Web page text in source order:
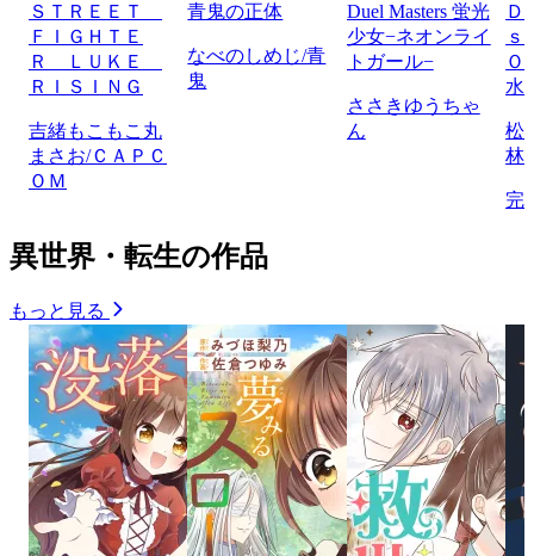
ＳＴＲＥＥＴ
ＦＩＧＨＴＥ
Ｒ ＬＵＫＥ
ＲＩＳＩＮＧ
吉緒もこもこ丸
まさお/ＣＡＰＣ
ＯＭ
青鬼の正体
なべのしめじ/青
鬼
Duel Masters 蛍光
少女−ネオンライ
トガール−
ささきゆうちゃ
ん
Ｄ
Ｏ
水
松
林
完
異世界・転生の作品
もっと見る